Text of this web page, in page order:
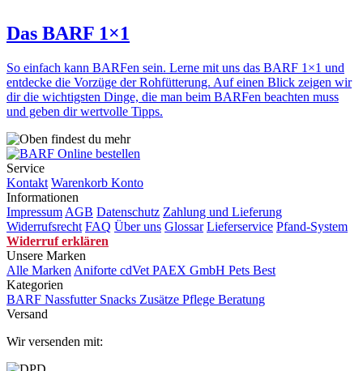
Das BARF 1×1
So einfach kann BARFen sein. Lerne mit uns das BARF 1×1 und
entdecke die Vorzüge der Rohfütterung. Auf einen Blick zeigen wir
dir die wichtigsten Dinge, die man beim BARFen beachten muss
und geben dir wertvolle Tipps.
Service
Kontakt Warenkorb Konto
Informationen
Impressum AGB Datenschutz Zahlung und Lieferung
Widerrufsrecht FAQ Über uns Glossar Lieferservice Pfand-System
Widerruf erklären
Unsere Marken
Alle Marken Aniforte cdVet PAEX GmbH Pets Best
Kategorien
BARF Nassfutter Snacks Zusätze Pflege Beratung
Versand
Wir versenden mit: